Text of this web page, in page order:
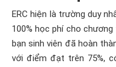
ERC hiện là trường duy
100% học phí cho
bạn sinh viên đã hoàn
với điểm đạt trên 75%,